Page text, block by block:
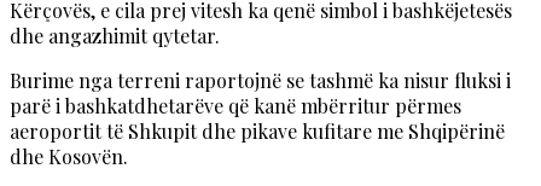
Kërçovës, e cila prej vitesh ka qenë simbol i bashkëjetesës
dhe angazhimit qytetar.
Burime nga terreni raportojnë se tashmë ka nisur fluksi i
parë i bashkatdhetarëve që kanë mbërritur përmes
aeroportit të Shkupit dhe pikave kufitare me Shqipërinë
dhe Kosovën.